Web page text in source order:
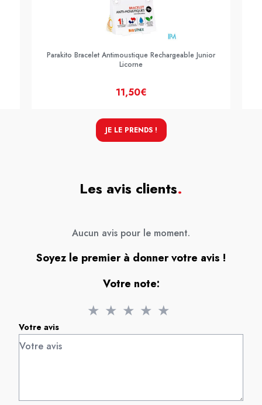
Parakito Bracelet Antimoustique Rechargeable Junior
Licorne
11,50€
JE LE PRENDS !
Les avis clients.
Aucun avis pour le moment.
Soyez le premier à donner votre avis !
Votre note:
★ ★ ★ ★ ★
Votre avis